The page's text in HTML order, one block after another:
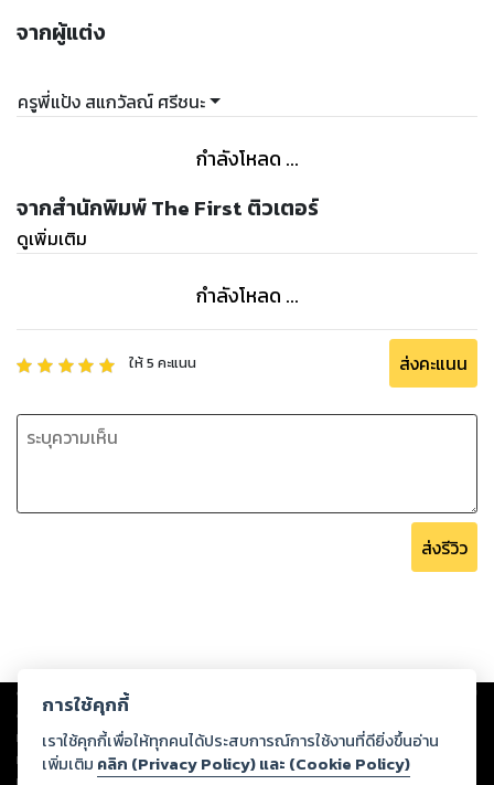
จากผู้แต่ง
ครูพี่แป้ง สแกวัลณ์ ศรีชนะ
กำลังโหลด ...
จากสำนักพิมพ์ The First ติวเตอร์
ดูเพิ่มเติม
กำลังโหลด ...
ให้5 คะแนน ส่งคะแนน
ส่งรีวิว
Copyright © 2026
ต่อผลงานหรือเนื้อหาใดที่อัปโหลดผ่านเว็บไซต์และปรากฏว่าละเมิดสิทธิใน
ทรัพย์สินทางปัญญาของบุคคลอื่นหรือขัดต่อกฎหมายและศีลธรรม ดังนั้น ผู้อ่าน
ทุกท่านโปรดใช้วิจารณญาณในการกลั่นกรองด้วยตนเอง และหากท่านพบว่าส่วน
การใช้คุกกี้
เราใช้คุกกี้เพื่อให้ทุกคนได้ประสบการณ์การใช้งานที่ดียิ่งขึ้นอ่าน
เพิ่มเติม คลิก (Privacy Policy) และ (Cookie Policy)